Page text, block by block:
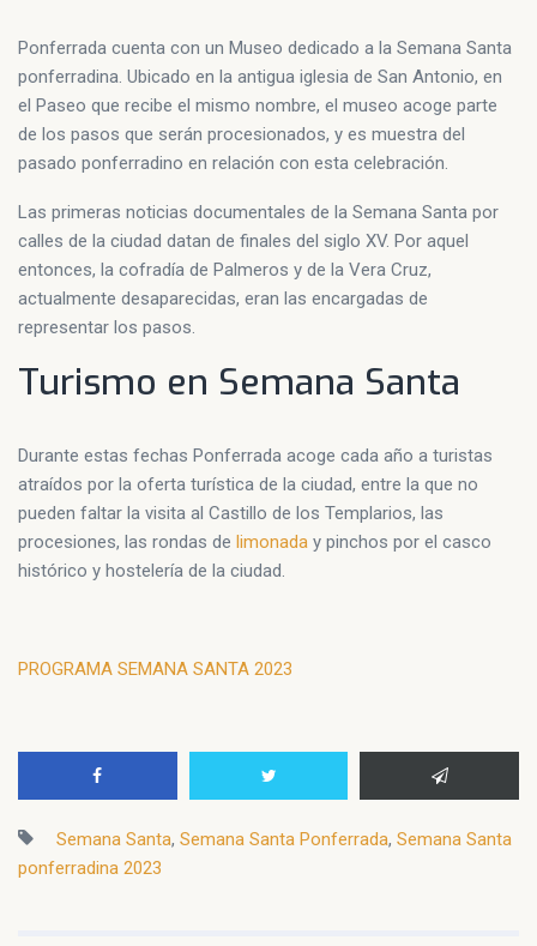
Ponferrada cuenta con un Museo dedicado a la Semana Santa
ponferradina. Ubicado en la antigua iglesia de San Antonio, en
el Paseo que recibe el mismo nombre, el museo acoge parte
de los pasos que serán procesionados, y es muestra del
pasado ponferradino en relación con esta celebración.
Las primeras noticias documentales de la Semana Santa por
calles de la ciudad datan de finales del siglo XV. Por aquel
entonces, la cofradía de Palmeros y de la Vera Cruz,
actualmente desaparecidas, eran las encargadas de
representar los pasos.
Turismo en Semana Santa
Durante estas fechas Ponferrada acoge cada año a turistas
atraídos por la oferta turística de la ciudad, entre la que no
pueden faltar la visita al Castillo de los Templarios, las
procesiones, las rondas de limonada y pinchos por el casco
histórico y hostelería de la ciudad.
PROGRAMA SEMANA SANTA 2023
Semana Santa, Semana Santa Ponferrada, Semana Santa
ponferradina 2023